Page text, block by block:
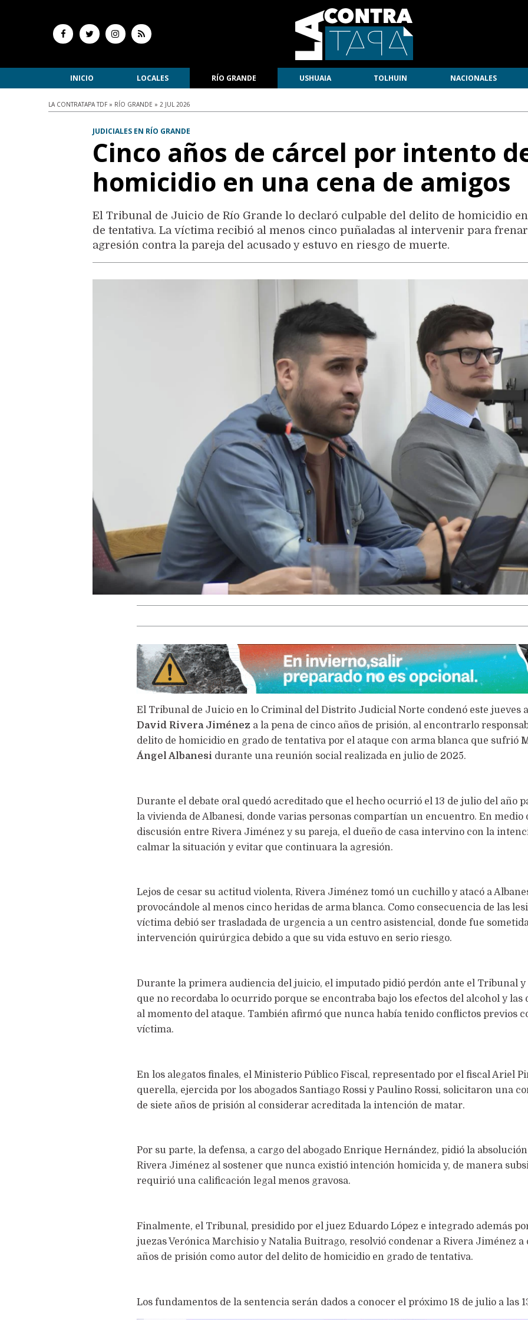
INICIO LOCALES RÍO GRANDE USHUAIA TOLHUIN NACIONALES
LA CONTRATAPA TDF » RÍO GRANDE » 2 JUL 2026
JUDICIALES EN RÍO GRANDE
Cinco años de cárcel por intento
homicidio en una cena de amigos
El Tribunal de Juicio de Río Grande lo declaró culpable del delito de homicidio
de tentativa. La víctima recibió al menos cinco puñaladas al intervenir para
agresión contra la pareja del acusado y estuvo en riesgo de muerte.
El Tribunal de Juicio en lo Criminal del Distrito Judicial Norte condenó este jueves a
David Rivera Jiménez a la pena de cinco años de prisión, al encontrarlo
delito de homicidio en grado de tentativa por el ataque con arma blanca que sufrió
Ángel Albanesi durante una reunión social realizada en julio de 2025.
Durante el debate oral quedó acreditado que el hecho ocurrió el 13 de julio del año
la vivienda de Albanesi, donde varias personas compartían un encuentro. En medio
discusión entre Rivera Jiménez y su pareja, el dueño de casa intervino con la
calmar la situación y evitar que continuara la agresión.
Lejos de cesar su actitud violenta, Rivera Jiménez tomó un cuchillo y atacó a
provocándole al menos cinco heridas de arma blanca. Como consecuencia de las
víctima debió ser trasladada de urgencia a un centro asistencial, donde fue
intervención quirúrgica debido a que su vida estuvo en serio riesgo.
Durante la primera audiencia del juicio, el imputado pidió perdón ante el Tribunal y
que no recordaba lo ocurrido porque se encontraba bajo los efectos del alcohol y las
al momento del ataque. También afirmó que nunca había tenido conflictos previos
víctima.
En los alegatos finales, el Ministerio Público Fiscal, representado por el fiscal Ariel
querella, ejercida por los abogados Santiago Rossi y Paulino Rossi, solicitaron una
de siete años de prisión al considerar acreditada la intención de matar.
Por su parte, la defensa, a cargo del abogado Enrique Hernández, pidió la
Rivera Jiménez al sostener que nunca existió intención homicida y, de manera
requirió una calificación legal menos gravosa.
Finalmente, el Tribunal, presidido por el juez Eduardo López e integrado además
juezas Verónica Marchisio y Natalia Buitrago, resolvió condenar a Rivera Jiménez a
años de prisión como autor del delito de homicidio en grado de tentativa.
Los fundamentos de la sentencia serán dados a conocer el próximo 18 de julio a las